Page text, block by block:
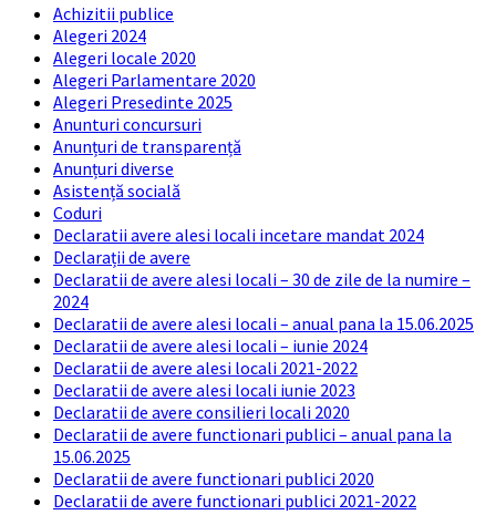
Achizitii publice
Alegeri 2024
Alegeri locale 2020
Alegeri Parlamentare 2020
Alegeri Presedinte 2025
Anunturi concursuri
Anunțuri de transparență
Anunțuri diverse
Asistență socială
Coduri
Declaratii avere alesi locali incetare mandat 2024
Declarații de avere
Declaratii de avere alesi locali – 30 de zile de la numire –
2024
Declaratii de avere alesi locali – anual pana la 15.06.2025
Declaratii de avere alesi locali – iunie 2024
Declaratii de avere alesi locali 2021-2022
Declaratii de avere alesi locali iunie 2023
Declaratii de avere consilieri locali 2020
Declaratii de avere functionari publici – anual pana la
15.06.2025
Declaratii de avere functionari publici 2020
Declaratii de avere functionari publici 2021-2022